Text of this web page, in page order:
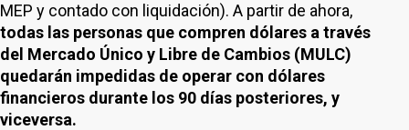
MEP y contado con liquidación). A partir de ahora,
todas las personas que compren dólares a través
del Mercado Único y Libre de Cambios (MULC)
quedarán impedidas de operar con dólares
financieros durante los 90 días posteriores, y
viceversa.